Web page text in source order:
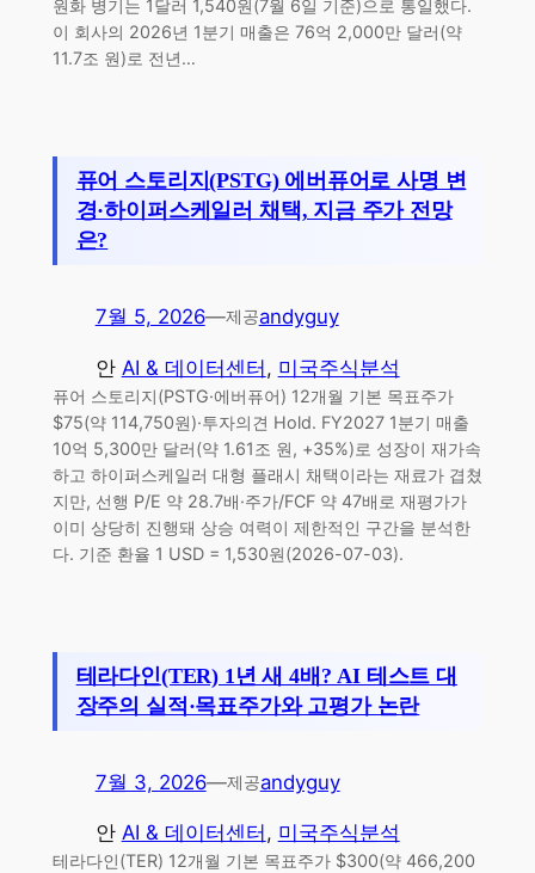
원화 병기는 1달러 1,540원(7월 6일 기준)으로 통일했다.
이 회사의 2026년 1분기 매출은 76억 2,000만 달러(약
11.7조 원)로 전년…
퓨어 스토리지(PSTG) 에버퓨어로 사명 변
경·하이퍼스케일러 채택, 지금 주가 전망
은?
7월 5, 2026—제공andyguy
안 AI & 데이터센터, 미국주식분석
퓨어 스토리지(PSTG·에버퓨어) 12개월 기본 목표주가
$75(약 114,750원)·투자의견 Hold. FY2027 1분기 매출
10억 5,300만 달러(약 1.61조 원, +35%)로 성장이 재가속
하고 하이퍼스케일러 대형 플래시 채택이라는 재료가 겹쳤
지만, 선행 P/E 약 28.7배·주가/FCF 약 47배로 재평가가
이미 상당히 진행돼 상승 여력이 제한적인 구간을 분석한
다. 기준 환율 1 USD = 1,530원(2026-07-03).
테라다인(TER) 1년 새 4배? AI 테스트 대
장주의 실적·목표주가와 고평가 논란
7월 3, 2026—제공andyguy
안 AI & 데이터센터 , 미국주식분석
테라다인(TER) 12개월 기본 목표주가 $300(약 466,200